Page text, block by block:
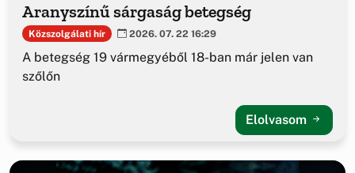
Aranyszínű sárgaság betegség
Közszolgálati hír 2026. 07. 22 16:29
A betegség 19 vármegyéből 18-ban már jelen van
szőlőn
Elolvasom